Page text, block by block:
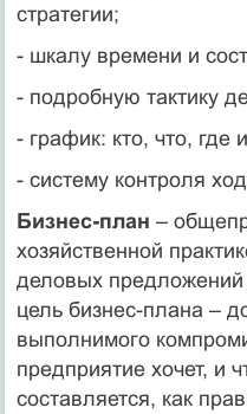
стратегии;
- шкалу времени и
- подробную тактику
- график: кто, что, где
- систему контроля
Бизнес-план –
хозяйственной
деловых
цель бизнес-плана –
выполнимого
предприятие хочет, и
составляется, как